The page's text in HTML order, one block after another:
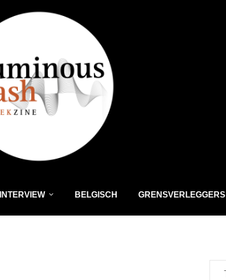
INTERVIEW BELGISCH GRENSVERLEGGERS